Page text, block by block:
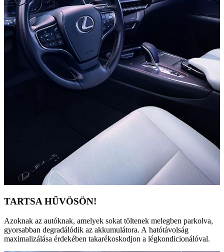
TARTSA HŰVÖSÖN!
Azoknak az autóknak, amelyek sokat töltenek melegben parkolva,
gyorsabban degradálódik az akkumulátora. A hatótávolság
maximalizálása érdekében takarékoskodjon a légkondicionálóval.